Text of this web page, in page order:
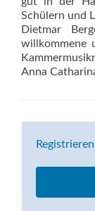
Schülern und
Dietmar
willkommene
Anna